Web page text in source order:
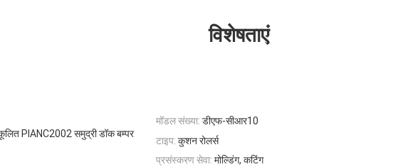
विशेषताएं
PIANC2002 समुद्री डॉक बम्पर
मॉडल संख्या: डीएफ-सीआर10
टाइप: कुशन रोलर्स
प्रसंस्करण सेवा: मोल्डिंग, कटिंग